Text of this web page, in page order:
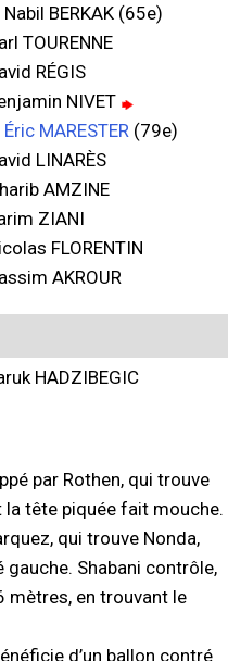
Nabil BERKAK (65e)
TOURENNE
RÉGIS
NIVET
Éric MARESTER (79e)
LINARÈS
AMZINE
ZIANI
FLORENTIN
AKROUR
HADZIBEGIC
par Rothen, qui trouve
la tête piquée fait mouche.
qui trouve Nonda,
Shabani contrôle,
mètres, en trouvant le
d’un ballon contré